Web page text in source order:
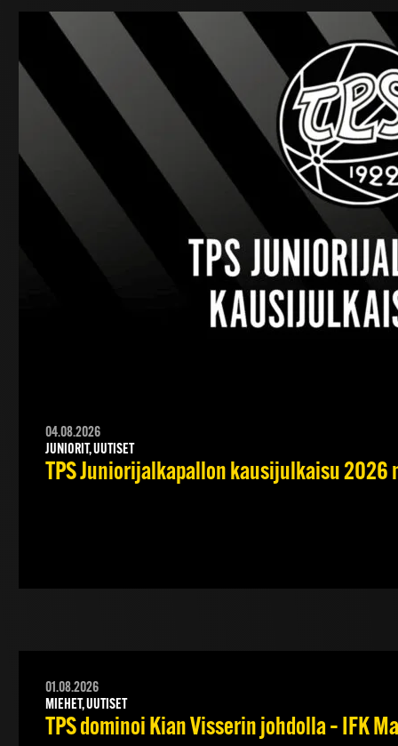
04.08.2026
JUNIORIT, UUTISET
TPS Juniorijalkapallon kausijulkaisu 2026
01.08.2026
MIEHET, UUTISET
TPS dominoi Kian Visserin johdolla – IFK